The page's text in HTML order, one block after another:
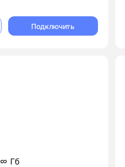
Подключить
Гб